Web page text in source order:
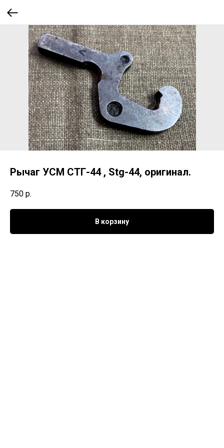
Рычаг УСМ СТГ-44 , Stg-44, оригинал.
750 р.
В корзину